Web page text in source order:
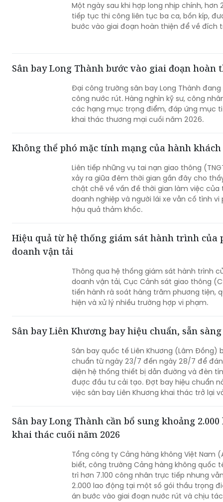
Một ngày sau khi hợp long nhịp chính, hơn
tiếp tục thi công liên tục ba ca, bốn kíp,
bước vào giai đoạn hoàn thiện để về đích
Sân bay Long Thành bước vào giai đoạn hoàn
Đại công trường sân bay Long Thành
công nước rút. Hàng nghìn kỹ sư, công
các hạng mục trọng điểm, đáp ứng mục
khai thác thương mại cuối năm 2026.
Không thể phó mặc tính mạng của hành
Liên tiếp những vụ tai nạn giao thông
xảy ra giữa đêm thời gian gần đây cho
chặt chẽ về vấn đề thời gian làm việc của
doanh nghiệp và người lái xe vẫn cố tình
hậu quả thảm khốc.
Hiệu quả từ hệ thống giám sát hành trình của
doanh vận tải
Thông qua hệ thống giám sát hành trình
doanh vận tải, Cục Cảnh sát giao thông
tiến hành rà soát hàng trăm phương tiện,
hiện và xử lý nhiều trường hợp vi phạm.
Sân bay Liên Khương bay hiệu chuẩn, sẵn
Sân bay quốc tế Liên Khương (Lâm Đồng)
chuẩn từ ngày 23/7 đến ngày 28/7 để
diện hệ thống thiết bị dẫn đường và đèn
được đầu tư cải tạo. Đợt bay hiệu chuẩn
việc sân bay Liên Khương khai thác trở lại
Sân bay Long Thành cần bổ sung khoảng
khai thác cuối năm 2026
Tổng công ty Cảng hàng không Việt Nam
biết, công trường Cảng hàng không quốc
trì hơn 7.100 công nhân trực tiếp nhưng
2.000 lao động tại một số gói thầu trọng
án bước vào giai đoạn nước rút và chịu